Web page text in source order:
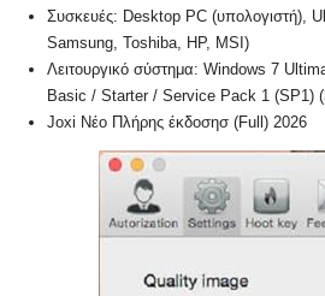
Συσκευές: Desktop PC (υπολογιστή),
Samsung, Toshiba, HP, MSI)
Λειτουργικό σύστημα: Windows 7
Basic / Starter / Service Pack 1 (SP1)
Joxi Νέο Πλήρης έκδοσησ (Full) 2026